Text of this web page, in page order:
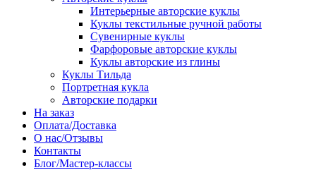
Интерьерные авторские куклы
Куклы текстильные ручной работы
Сувенирные куклы
Фарфоровые авторские куклы
Куклы авторские из глины
Куклы Тильда
Портретная кукла
Авторские подарки
На заказ
Оплата/Доставка
О нас/Отзывы
Контакты
Блог/Мастер-классы